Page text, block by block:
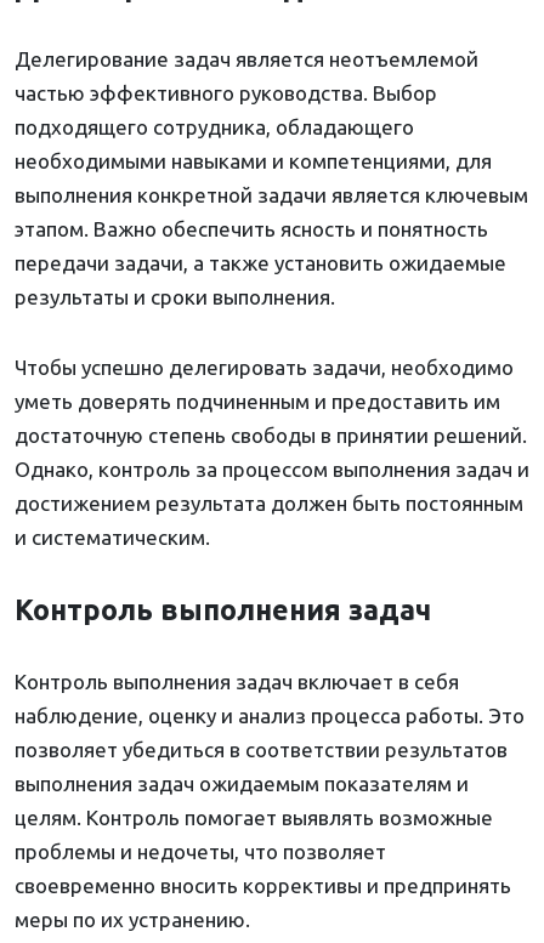
Делегирование задач является неотъемлемой
частью эффективного руководства. Выбор
подходящего сотрудника, обладающего
необходимыми навыками и компетенциями, для
выполнения конкретной задачи является ключевым
этапом. Важно обеспечить ясность и понятность
передачи задачи, а также установить ожидаемые
результаты и сроки выполнения.
Чтобы успешно делегировать задачи, необходимо
уметь доверять подчиненным и предоставить им
достаточную степень свободы в принятии решений.
Однако, контроль за процессом выполнения задач и
достижением результата должен быть постоянным
и систематическим.
Контроль выполнения задач
Контроль выполнения задач включает в себя
наблюдение, оценку и анализ процесса работы. Это
позволяет убедиться в соответствии результатов
выполнения задач ожидаемым показателям и
целям. Контроль помогает выявлять возможные
проблемы и недочеты, что позволяет
своевременно вносить коррективы и предпринять
меры по их устранению.